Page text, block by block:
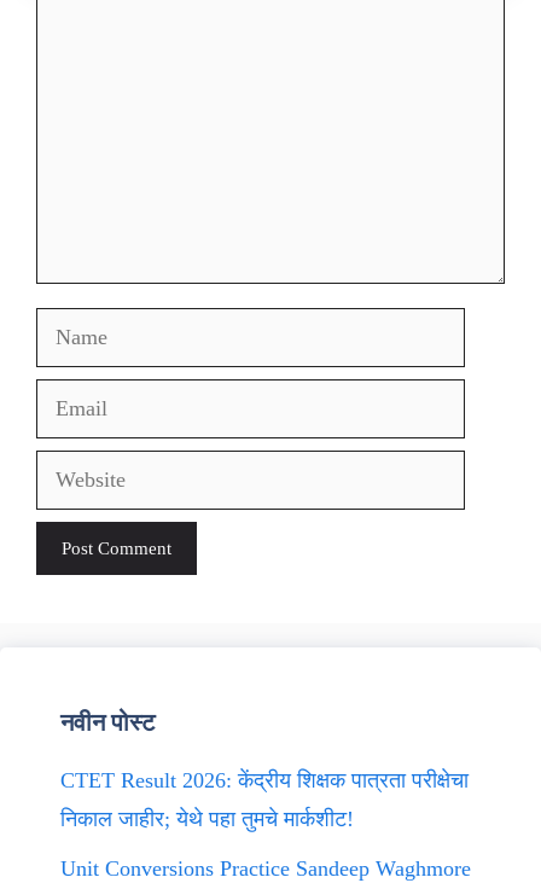
Name
Email
Website
नवीन पोस्ट
CTET Result 2026: केंद्रीय शिक्षक पात्रता परीक्षेचा
निकाल जाहीर; येथे पहा तुमचे मार्कशीट!
Unit Conversions Practice Sandeep Waghmore